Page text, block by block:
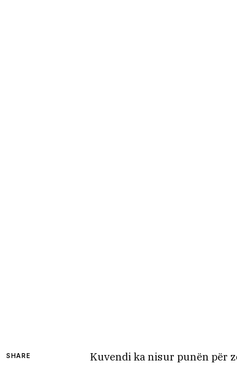
SHARE
Kuvendi ka nisur punën për